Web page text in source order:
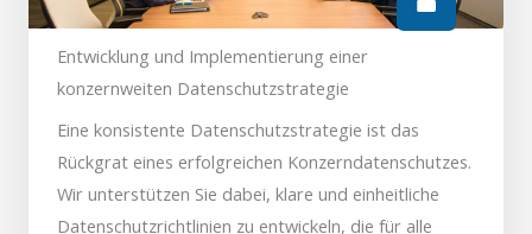
Entwicklung und Implementierung einer
konzernweiten Datenschutzstrategie
Eine konsistente Datenschutzstrategie ist das
Rückgrat eines erfolgreichen Konzerndatenschutzes.
Wir unterstützen Sie dabei, klare und einheitliche
Datenschutzrichtlinien zu entwickeln, die für alle